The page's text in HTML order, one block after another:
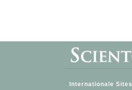
Internationale Sites